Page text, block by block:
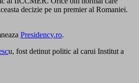
decizie pe un premier al Romaniei.
Presidency.ro.
u, fost detinut politic al carui Institut a